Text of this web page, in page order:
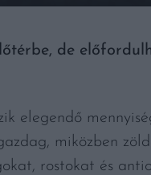
de
elegendő
miközben
rostokat és